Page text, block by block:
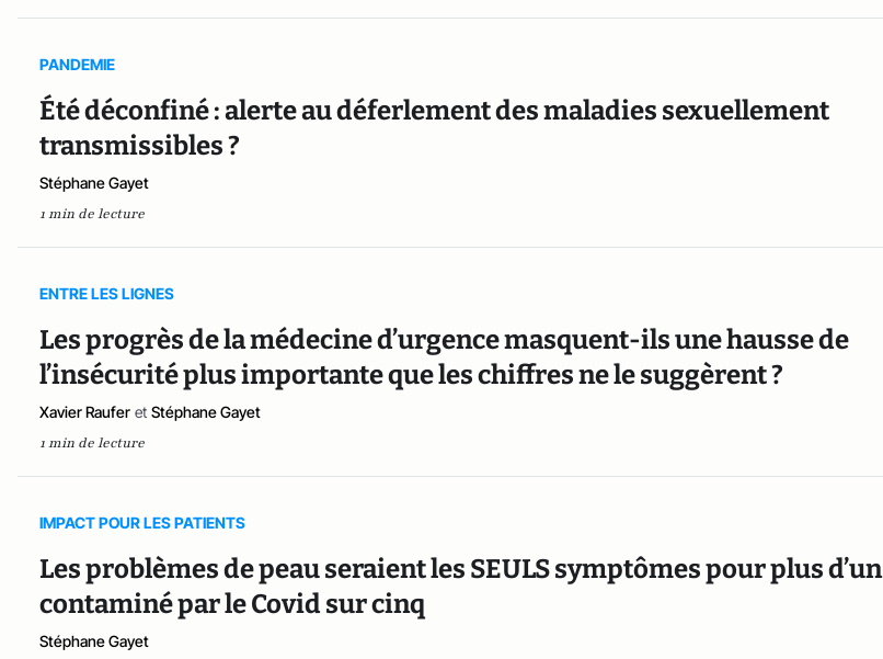
PANDEMIE
Été déconfiné : alerte au déferlement des maladies sexuellement
transmissibles ?
Stéphane Gayet
1 min de lecture
ENTRE LES LIGNES
Les progrès de la médecine d’urgence masquent-ils une hausse de
l’insécurité plus importante que les chiffres ne le suggèrent ?
Xavier Raufer et Stéphane Gayet
1 min de lecture
IMPACT POUR LES PATIENTS
Les problèmes de peau seraient les SEULS symptômes pour plus d’un
contaminé par le Covid sur cinq
Stéphane Gayet